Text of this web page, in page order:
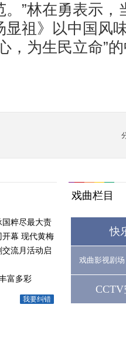
”林在勇表示，
显祖》以中国风
，为生民立命”
粹尽最大责
幕 现代黄梅
流月活动启
富多彩
我要纠错
戏曲栏目
快
戏曲影视剧场